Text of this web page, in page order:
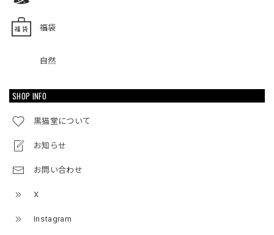
福袋
自然
SHOP INFO
黒猫堂について
お知らせ
お問い合わせ
X
Instagram